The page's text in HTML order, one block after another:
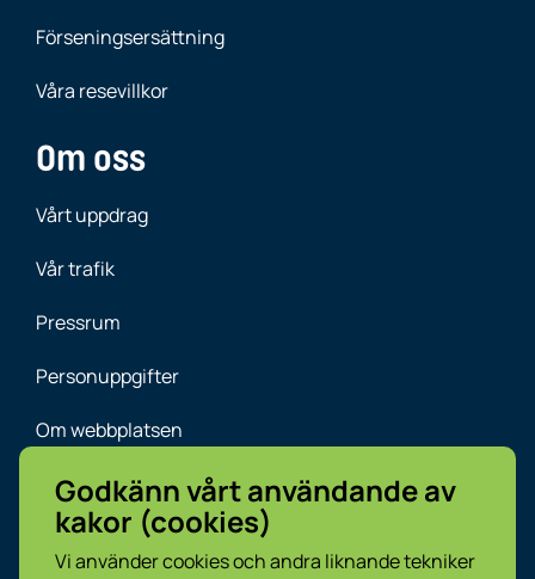
Godkänn vårt användande av
kakor (cookies)
Vi använder cookies och andra liknande tekniker
Förseningsersättning
Våra resevillkor
Om oss
Vårt uppdrag
Vår trafik
Pressrum
Personuppgifter
Om webbplatsen
VL:s panel
Ladda ner appen